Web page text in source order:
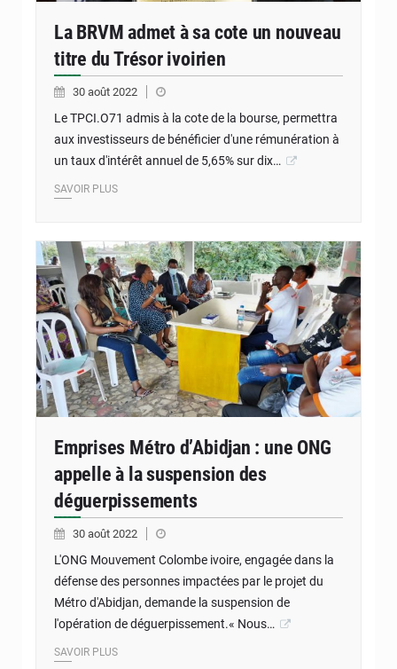
La BRVM admet à sa cote un nouveau
titre du Trésor ivoirien
30 août 2022
Le TPCI.O71 admis à la cote de la bourse, permettra
aux investisseurs de bénéficier d'une rémunération à
un taux d'intérêt annuel de 5,65% sur dix…
SAVOIR PLUS
Emprises Métro d’Abidjan : une ONG
appelle à la suspension des
déguerpissements
30 août 2022
L'ONG Mouvement Colombe ivoire, engagée dans la
défense des personnes impactées par le projet du
Métro d'Abidjan, demande la suspension de
l'opération de déguerpissement.« Nous…
SAVOIR PLUS